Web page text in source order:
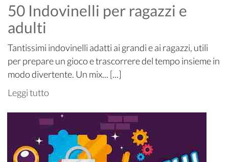
50 Indovinelli per ragazzi e
adulti
Tantissimi indovinelli adatti ai grandi e ai ragazzi, utili
per prepare un gioco e trascorrere del tempo insieme in
modo divertente. Un mix... [...]
Leggi tutto